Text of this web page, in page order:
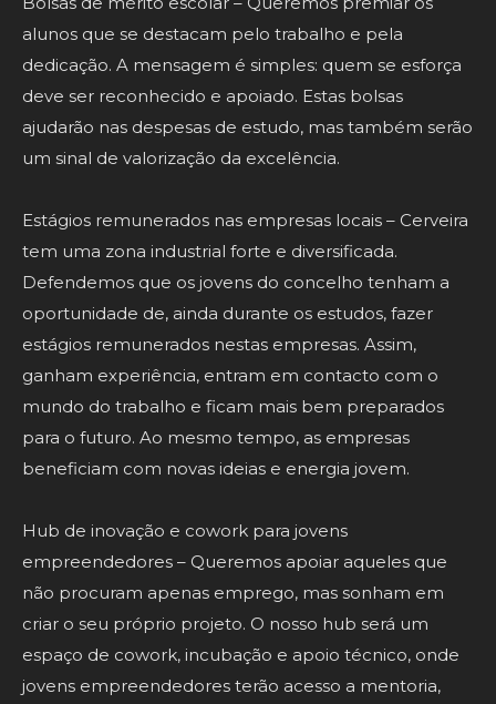
alunos que se destacam pelo trabalho e pela
dedicação. A mensagem é simples: quem se esforça
deve ser reconhecido e apoiado. Estas bolsas
ajudarão nas despesas de estudo, mas também serão
um sinal de valorização da excelência.
Estágios remunerados nas empresas locais – Cerveira
tem uma zona industrial forte e diversificada.
Defendemos que os jovens do concelho tenham a
oportunidade de, ainda durante os estudos, fazer
estágios remunerados nestas empresas. Assim,
ganham experiência, entram em contacto com o
mundo do trabalho e ficam mais bem preparados
para o futuro. Ao mesmo tempo, as empresas
beneficiam com novas ideias e energia jovem.
Hub de inovação e cowork para jovens
empreendedores – Queremos apoiar aqueles que
não procuram apenas emprego, mas sonham em
criar o seu próprio projeto. O nosso hub será um
espaço de cowork, incubação e apoio técnico, onde
jovens empreendedores terão acesso a mentoria,